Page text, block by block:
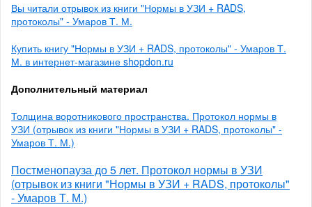
Вы читали отрывок из книги "Нормы в УЗИ + RADS,
протоколы" - Умаров Т. М.
Купить книгу "Нормы в УЗИ + RADS, протоколы" - Умаров Т.
М. в интернет-магазине shopdon.ru
Дополнительный материал
Толщина воротникового пространства. Протокол нормы в
УЗИ (отрывок из книги "Нормы в УЗИ + RADS, протоколы" -
Умаров Т. М.)
Постменопауза до 5 лет. Протокол нормы в УЗИ
(отрывок из книги "Нормы в УЗИ + RADS, протоколы"
- Умаров Т. М.)